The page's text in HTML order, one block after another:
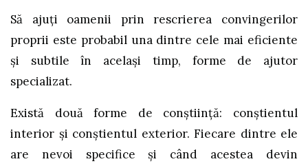
Să ajuţi oamenii prin rescrierea convingerilor
proprii este probabil una dintre cele mai eficiente
şi subtile în acelaşi timp, forme de ajutor
specializat.
Există două forme de conştiinţă: conştientul
interior şi conştientul exterior. Fiecare dintre ele
are nevoi specifice şi când acestea devin